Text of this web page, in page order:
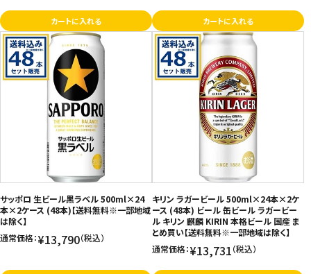
カートに入れる カートに入れる
サッポロ 生ビール黒ラベル 500ml×24
本×2ケース (48本)【送料無料※一部地域
は除く】
通常価格：¥13,790（税込）
キリン ラガービール 500ml×24本×2ケ
ース (48本) ビール 缶ビール ラガービー
ル キリン 麒麟 KIRIN 本格ビール 国産 ま
とめ買い【送料無料※一部地域は除く】
通常価格：¥13,731（税込）